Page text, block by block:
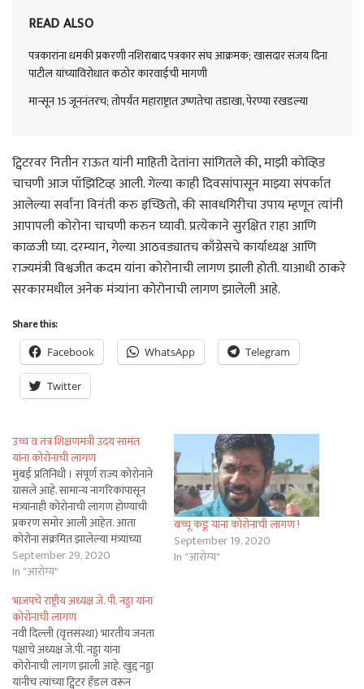
READ ALSO
पत्रकारांना धमकी प्रकरणी नशिराबाद पत्रकार संघ आक्रमक; खासदार संजय दिना
पाटील यांच्याविरोधात कठोर कारवाईची मागणी
मान्सून 15 जूननंतरच; तोपर्यंत महाराष्ट्रात उष्णतेचा तडाखा, पेरण्या रखडल्या
ट्विटरवर नितीन राऊत यांनी माहिती देतांना सांगितले की, माझी कोव्हिड
चाचणी आज पॉझिटिव्ह आली. गेल्या काही दिवसांपासून माझ्या संपर्कात
आलेल्या सर्वांना विनंती करु इच्छितो, की सावधगिरीचा उपाय म्हणून त्यांनी
आपापली कोरोना चाचणी करुन घ्यावी. प्रत्येकाने सुरक्षित राहा आणि
काळजी घ्या. दरम्यान, गेल्या आठवड्यातच काँग्रेसचे कार्याध्यक्ष आणि
राज्यमंत्री विश्वजीत कदम यांना कोरोनाची लागण झाली होती. याआधी ठाकरे
सरकारमधील अनेक मंत्र्यांना कोरोनाची लागण झालेली आहे.
Share this:
Facebook WhatsApp Telegram
Twitter
उच्च व तंत्र शिक्षणमंत्री उदय सामंत
यांना कोरोनाची लागण
मुंबई प्रतिनिधी । संपूर्ण राज्य कोरोनाने
ग्रासले आहे. सामान्य नागरिकांपासून
मंत्र्यांनाही कोरोनाची लागण होण्याची
प्रकरण समोर आली आहेत. आता
कोरोना संक्रमित झालेल्या मंत्र्यांच्या
यादीत राज्याचे उच्च व तंत्र शिक्षण मंत्री
उदय सामंत यांचाही समावेश झाला
याबाबत माहिती देत आपली कोरोना
चाचणी पॉझिटिव्ह आल्याचे सांगितले…
September 29, 2020
In "आरोग्य"
बच्चू कडू यांना कोरोनाची लागण !
September 19, 2020
In "आरोग्य"
भाजपचे राष्ट्रीय अध्यक्ष जे. पी. नड्डा यांना
कोरोनाची लागण
नवी दिल्ली (वृत्तसंस्था) भारतीय जनता
पक्षाचे अध्यक्ष जे.पी. नड्डा यांना
कोरोनाची लागण झाली आहे. खुद्द नड्डा
यांनीच त्यांच्या ट्विटर हँडल वरून